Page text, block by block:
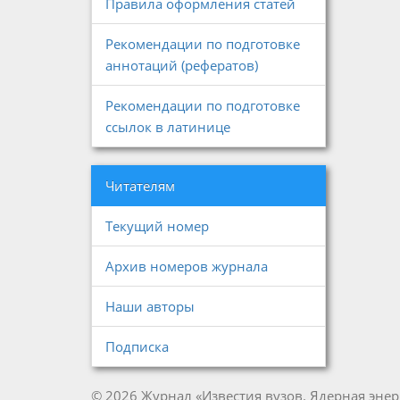
Правила оформления статей
Рекомендации по подготовке
аннотаций (рефератов)
Рекомендации по подготовке
ссылок в латинице
Читателям
Текущий номер
Архив номеров журнала
Наши авторы
Подписка
© 2026 Журнал «Известия вузов. Ядерная